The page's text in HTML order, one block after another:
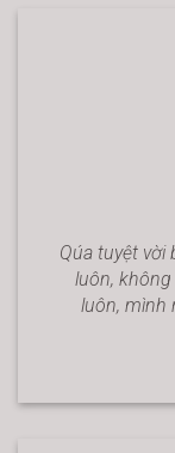
Qúa tuyệt vời
luôn,
luôn, mình